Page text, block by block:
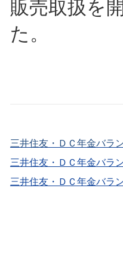
販売取扱を
た。
三井住友・ＤＣ年金バラ
三井住友・ＤＣ年金バラ
三井住友・ＤＣ年金バラ